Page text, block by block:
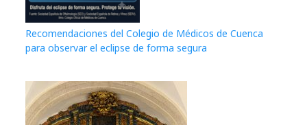
Recomendaciones del Colegio de Médicos de Cuenca
para observar el eclipse de forma segura